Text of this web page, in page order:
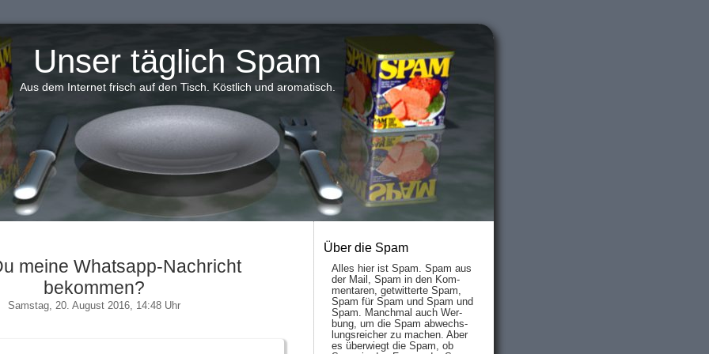
Unser täglich Spam
Aus dem Internet frisch auf den Tisch. Köstlich und aromatisch.
meine Whatsapp-Nachricht
bekommen?
Samstag, 20. August 2016, 14:48 Uhr
Über die Spam
Alles hier ist Spam. Spam aus
der Mail, Spam in den Kom­
men­taren, ge­twit­ter­te Spam,
Spam für Spam und Spam und
Spam. Manch­mal auch Wer­
bung, um die Spam ab­wechs­
lungs­reich­er zu mach­en. Aber
es über­wiegt die Spam, ob